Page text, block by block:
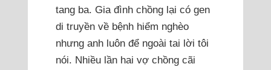
tang ba. Gia đình chồng lại có gen
di truyền về bệnh hiểm nghèo
nhưng anh luôn để ngoài tai lời tôi
nói. Nhiều lần hai vợ chồng cãi